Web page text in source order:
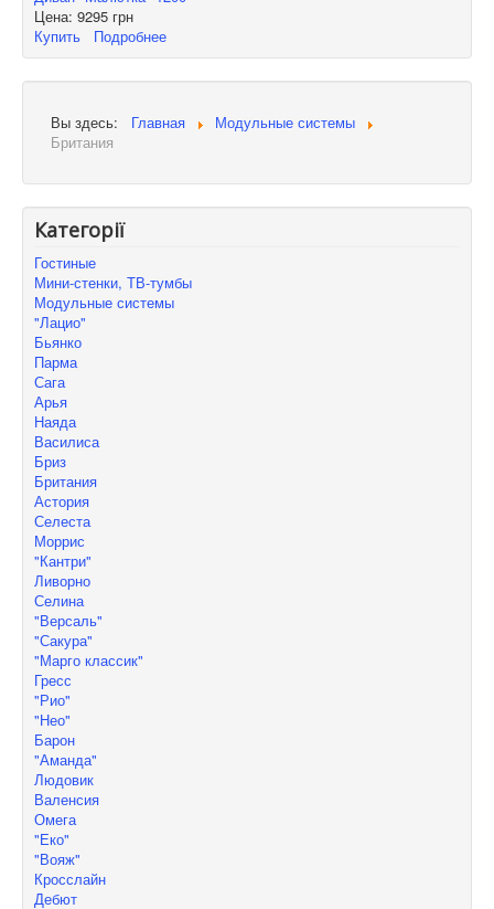
Цена: 9295 грн
Купить
Подробнее
Вы здесь: Главная
Модульные системы
Британия
Категорії
Гостиные
Мини-стенки, ТВ-тумбы
Модульные системы
"Лацио"
Бьянко
Парма
Сага
Арья
Наяда
Василиса
Бриз
Британия
Астория
Селеста
Моррис
"Кантри"
Ливорно
Селина
"Версаль"
"Сакура"
"Марго классик"
Гресс
"Рио"
"Нео"
Барон
"Аманда"
Людовик
Валенсия
Омега
"Еко"
"Вояж"
Кросслайн
Дебют